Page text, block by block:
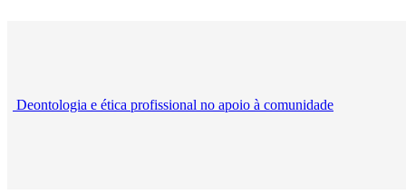
Deontologia e ética profissional no apoio à comunidade